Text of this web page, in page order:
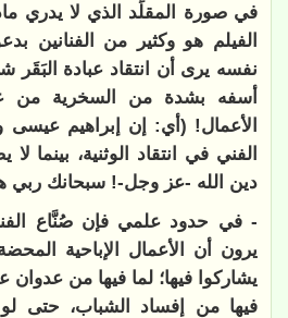
في صورة المقلِّد الذي لا يدري
الفيلم هو وكثير من الفنانين
نفسه يرى أن انتقاد عبادة البَقَر
أسفه بشدة من السخرية من
الأعمال! (أي: إن إبراهيم
الفني في انتقاد الوثنية، بينما
دين الله -عز وجل-! سبحانك ربي
- في حدود علمي فإن صُنَّاع
يرون أن الأعمال الإباحية
يشاركوا فيها؛ لما فيها من عدوان
فيها من إفساد الشباب، حتى